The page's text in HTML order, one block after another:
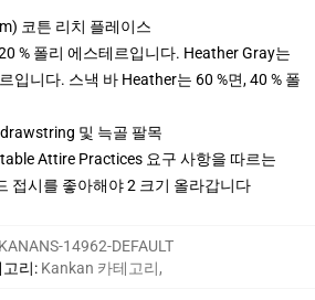
코튼 리치 플레이스
% 폴리 에스테르입니다. Heather Gray는
입니다. 스낵 바 Heather는 60 %면, 40 % 폴
및 늑골 팔목
Attire Practices 요구 사항을 따르는
접시를 좋아해야 2 크기 올라갑니다
KANANS-14962-DEFAULT
리: Kankan 카테고리,